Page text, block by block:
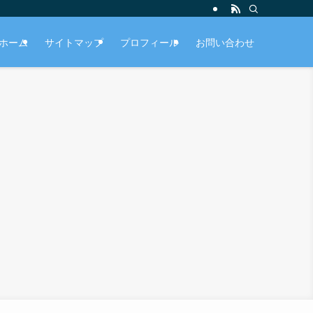
ーム サイトマップ プロフィール お問い合わせ